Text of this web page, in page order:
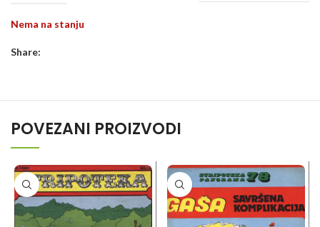
Nema na stanju
Share:
POVEZANI PROIZVODI